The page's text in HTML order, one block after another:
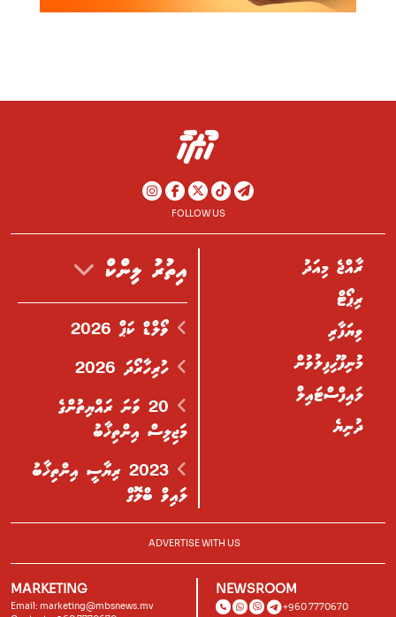
FOLLOW US
ރާއްޖެ މިއަދު
ރިޕޯޓް
ވިޔަފާރި
މުނިފޫހިފިލުވުން
ލައިފްސްޓައިލް
ދުނިޔެ
އިތުރު ލިންކް
ވޯލްޑް ކަޕް 2026
ހުރިހާރޯދަ 2026
20 ވަނަ ރައްޔިތުންގެ
މަޖިލިސް އިންތިޚާބު
2023 ރިޔާސީ އިންތިޚާބު
ލައިވް ބްލޮގް
ADVERTISE WITH US
MARKETING
Email: marketing@mbsnews.mv
NEWSROOM
+960 7770670